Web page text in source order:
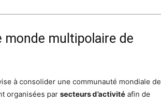
monde multipolaire de
à consolider une communauté mondiale de
organisées par secteurs d’activité afin de